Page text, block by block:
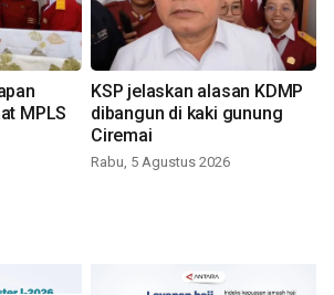
MPLS
KSP jelaskan alasan KDMP
dibangun di kaki gunung
Ciremai
Rabu, 5 Agustus 2026